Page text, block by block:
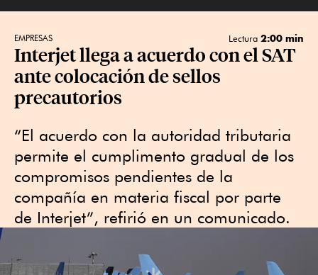
EMPRESAS Lectura 2:00 min
Interjet llega a acuerdo con el SAT
ante colocación de sellos
precautorios
“El acuerdo con la autoridad tributaria
permite el cumplimento gradual de los
compromisos pendientes de la
compañía en materia fiscal por parte
de Interjet”, refirió en un comunicado.